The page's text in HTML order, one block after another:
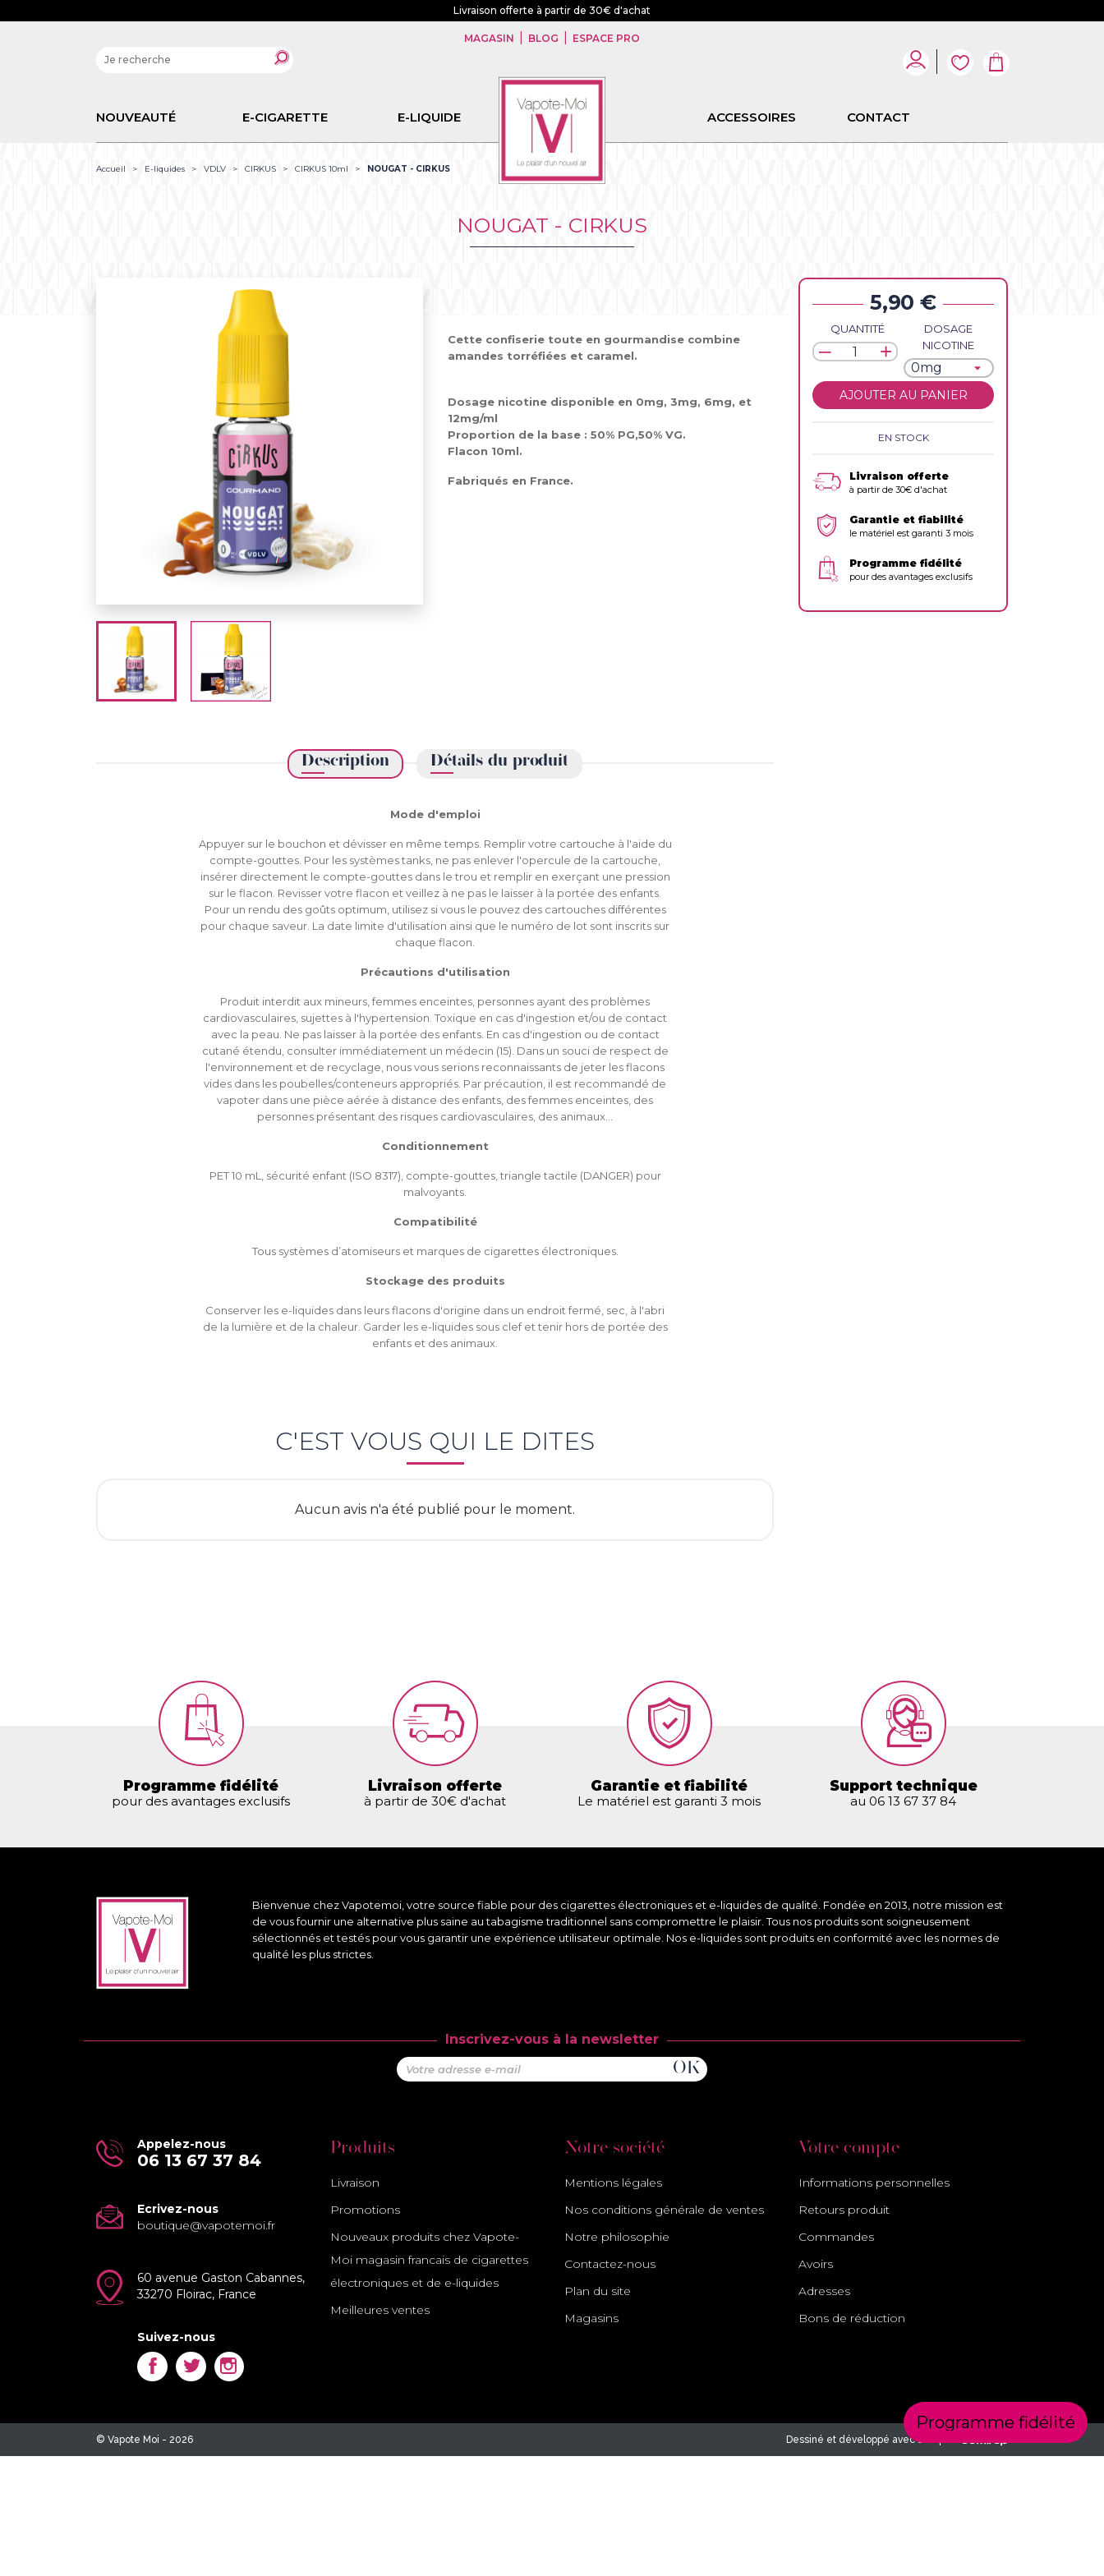
Livraison offerte à partir de 30€ d'achat
MAGASIN BLOG ESPACE PRO
NOUVEAUTÉ E-CIGARETTE E-LIQUIDE CBD ACCESSOIRES CONTACT
Accueil E-liquides VDLV CIRKUS CIRKUS 10ml NOUGAT - CIRKUS
NOUGAT - CIRKUS
Cette confiserie toute en gourmandise combine
amandes torréfiées et caramel.
Dosage nicotine disponible en 0mg, 3mg, 6mg, et
12mg/ml
Proportion de la base : 50% PG,50% VG.
Flacon 10ml.
Fabriqués en France.
Description Détails du produit
Mode d'emploi
Appuyer sur le bouchon et dévisser en même temps. Remplir votre cartouche à l'aide du
compte-gouttes. Pour les systèmes tanks, ne pas enlever l'opercule de la cartouche,
insérer directement le compte-gouttes dans le trou et remplir en exerçant une pression
sur le flacon. Revisser votre flacon et veillez à ne pas le laisser à la portée des enfants.
Pour un rendu des goûts optimum, utilisez si vous le pouvez des cartouches différentes
pour chaque saveur. La date limite d'utilisation ainsi que le numéro de lot sont inscrits sur
chaque flacon.
Précautions d'utilisation
Produit interdit aux mineurs, femmes enceintes, personnes ayant des problèmes
cardiovasculaires, sujettes à l'hypertension. Toxique en cas d'ingestion et/ou de contact
avec la peau. Ne pas laisser à la portée des enfants. En cas d'ingestion ou de contact
cutané étendu, consulter immédiatement un médecin (15). Dans un souci de respect de
l'environnement et de recyclage, nous vous serions reconnaissants de jeter les flacons
vides dans les poubelles/conteneurs appropriés. Par précaution, il est recommandé de
vapoter dans une pièce aérée à distance des enfants, des femmes enceintes, des
personnes présentant des risques cardiovasculaires, des animaux…
Conditionnement
PET 10 mL, sécurité enfant (ISO 8317), compte-gouttes, triangle tactile (DANGER) pour
malvoyants.
Compatibilité
Tous systèmes d’atomiseurs et marques de cigarettes électroniques.
Stockage des produits
Conserver les e-liquides dans leurs flacons d'origine dans un endroit fermé, sec, à l'abri
de la lumière et de la chaleur. Garder les e-liquides sous clef et tenir hors de portée des
enfants et des animaux.
C'EST VOUS QUI LE DITES
Aucun avis n'a été publié pour le moment.
5,90 €
QUANTITÉ
DOSAGE
NICOTINE
AJOUTER AU PANIER
EN STOCK
Livraison offerte
à partir de 30€ d'achat
Garantie et fiabilité
le matériel est garanti 3 mois
Programme fidélité
pour des avantages exclusifs
Programme fidélité
pour des avantages exclusifs
Livraison offerte
à partir de 30€ d'achat
Garantie et fiabilité
Le matériel est garanti 3 mois
Support technique
au 06 13 67 37 84
Bienvenue chez Vapotemoi, votre source fiable pour des cigarettes électroniques et e-liquides de qualité. Fondée en 2013, notre mission est
de vous fournir une alternative plus saine au tabagisme traditionnel sans compromettre le plaisir. Tous nos produits sont soigneusement
sélectionnés et testés pour vous garantir une expérience utilisateur optimale. Nos e-liquides sont produits en conformité avec les normes de
qualité les plus strictes.
Inscrivez-vous à la newsletter
Appelez-nous
06 13 67 37 84
Ecrivez-nous
boutique@vapotemoi.fr
60 avenue Gaston Cabannes,
33270 Floirac, France
Programme fidélité
Suivez-nous
FacebookTwitter
Produits
Livraison
Promotions
Nouveaux produits chez Vapote-
Moi magasin francais de cigarettes
électroniques et de e-liquides
Meilleures ventes
Notre société
Mentions légales
Nos conditions générale de ventes
Notre philosophie
Contactez-nous
Plan du site
Magasins
Votre compte
Informations personnelles
Retours produit
Commandes
Avoirs
Adresses
Bons de réduction
© Vapote Moi - 2026 Dessiné et développé avec soin par
Annuler